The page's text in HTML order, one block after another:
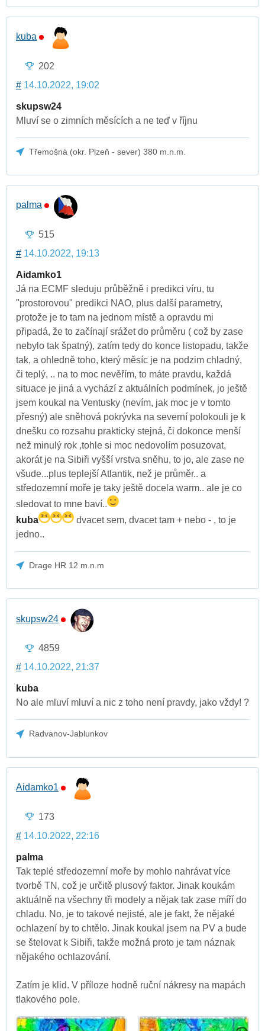
kuba
202
# 14.10.2022, 19:02
skupsw24
Mluví se o zimních měsících a ne teď v říjnu
Třemošná (okr. Plzeň - sever) 380 m.n.m.
palma
515
# 14.10.2022, 19:13
Aidamko1
Já na ECMF sleduju průběžně i predikci víru, tu
"prostorovou" predikci NAO, plus další parametry,
protože je to tam na jednom místě a opravdu mi
připadá, že to začínají srážet do průměru ( což by zase
nebylo tak špatný), zatím tedy do konce listopadu, takže
tak, a ohledně toho, který měsíc je na podzim chladný,
či teplý, .. na to moc nevěřím, to máte pravdu, každá
situace je jiná a vychází z aktuálních podmínek, jo ještě
jsem koukal na Ventusky (nevím, jak moc je v tomto
přesný) ale sněhová pokrývka na severní polokouli je k
dnešku co rozsahu prakticky stejná, či dokonce menší
než minulý rok ,tohle si moc nedovolím posuzovat,
akorát je na Sibiři vyšší vrstva sněhu, to jo, ale zase ne
všude...plus teplejší Atlantik, než je průměr.. a
středozemní moře je taky ještě docela warm.. ale je co
sledovat to mne baví..
kuba
dvacet sem, dvacet tam + nebo - , to je
jedno..
Drage HR 12 m.n.m
skupsw24
4859
# 14.10.2022, 21:37
kuba
No ale mluví mluví a nic z toho není pravdy, jako vždy! ?
Radvanov-Jablunkov
Aidamko1
173
# 14.10.2022, 22:16
palma
Tak teplé středozemní moře by mohlo nahrávat více
tvorbě TN, což je určitě plusový faktor. Jinak koukám
aktuálně na všechny tři modely a nějak tak zase míří do
chladu. No, je to takové nejisté, ale je fakt, že nějaké
ochlazení by to chtělo. Jinak koukal jsem na PV a bude
se štelovat k Sibiři, takže možná proto je tam náznak
nějakého ochlazování.
Zatím je klid. V příloze hodně ruční nákresy na mapách
tlakového pole.